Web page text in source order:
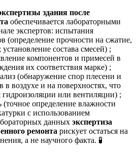
здания после
обеспечивается лабораторными
экспертов: испытания
(определение прочности на сжатие,
состава смесей) ;
компонентов и примесей в
их соответствия марке) ;
(обнаружение спор плесени и
в воздухе и на поверхностях, что
или вентиляции) ;
определение влажности
с использованием
данных экспертиза
ремонта рискует остаться на
а не научного факта. 🧪